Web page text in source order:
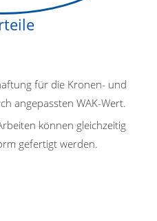
für die Kronen- und
angepassten WAK-Wert.
können gleichzeitig
gefertigt werden.